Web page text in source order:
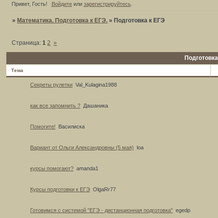
Привет, Гость! Войдитеили зарегистрируйтесь.
»Математика. Подготовка к ЕГЭ. »Подготовка к ЕГЭ
Страница: 1 2 »
Тема
Секреты рулетки Val_Kulagina1988
как все запомнить ? Дашаника
Помогите! Василиска
Вариант от Ольги Александровны (5 мая) loa
курсы помогают? amanda1
Курсы подготовки к ЕГЭ OlgaRr77
Готовимся с системой "ЕГЭ - дистанционная подготовка" egedp